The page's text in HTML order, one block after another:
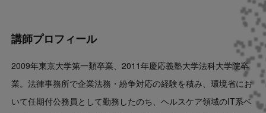
講師プロフィール
2009年東京大学第一類卒業、2011年慶応義塾大学法科大学院卒
業。法律事務所で企業法務・紛争対応の経験を積み、環境省にお
いて任期付公務員として勤務したのち、ヘルスケア領域のIT系ベ